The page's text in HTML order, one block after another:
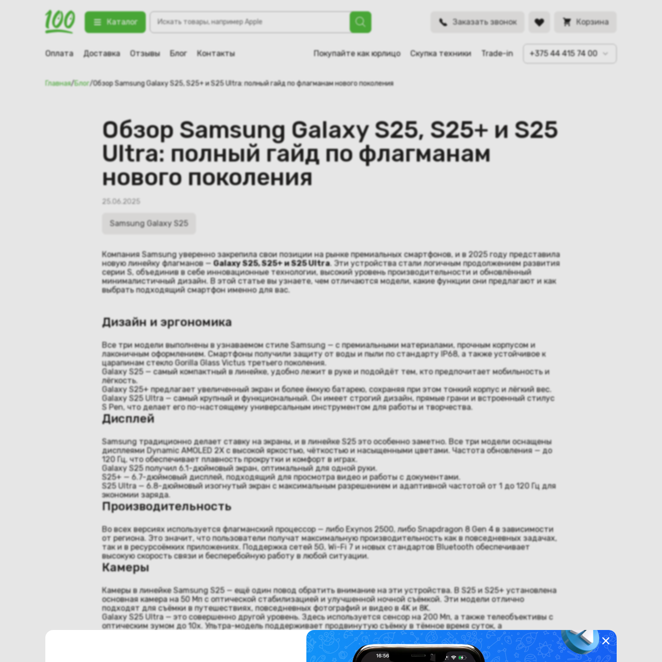
Каталог
товаров
Заказать звонок Корзина
Оплата Доставка Отзывы Блог Контакты Покупайте как юрлицо Скупка техники Trade-in +375 44 415 74 00
Главная/Блог/Обзор Samsung Galaxy S25, S25+ и S25 Ultra: полный гайд по флагманам нового поколения
Обзор Samsung Galaxy S25, S25+ и S25
Ultra: полный гайд по флагманам
нового поколения
25.06.2025
Samsung Galaxy S25
Компания Samsung уверенно закрепила свои позиции на рынке премиальных смартфонов, и в 2025 году представила
новую линейку флагманов —Galaxy S25, S25+ и S25 Ultra. Эти устройства стали логичным продолжением развития
серии S, объединив в себе инновационные технологии, высокий уровень производительности и обновлённый
минималистичный дизайн. В этой статье вы узнаете, чем отличаются модели, какие функции они предлагают и как
выбрать подходящий смартфон именно для вас.
Дизайн и эргономика
Все три модели выполнены в узнаваемом стиле Samsung — с премиальными материалами, прочным корпусом и
лаконичным оформлением. Смартфоны получили защиту от воды и пыли по стандарту IP68, а также устойчивое к
царапинам стекло Gorilla Glass Victus третьего поколения.
Galaxy S25 — самый компактный в линейке, удобно лежит в руке и подойдёт тем, кто предпочитает мобильность и
лёгкость.
Galaxy S25+ предлагает увеличенный экран и более ёмкую батарею, сохраняя при этом тонкий корпус и лёгкий вес.
Galaxy S25 Ultra — самый крупный и функциональный. Он имеет строгий дизайн, прямые грани и встроенный стилус
S Pen, что делает его по-настоящему универсальным инструментом для работы и творчества.
Дисплей
Samsung традиционно делает ставку на экраны, и в линейке S25 это особенно заметно. Все три модели оснащены
дисплеями Dynamic AMOLED 2X с высокой яркостью, чёткостью и насыщенными цветами. Частота обновления — до
120 Гц, что обеспечивает плавность прокрутки и комфорт в играх.
Galaxy S25 получил 6.1-дюймовый экран, оптимальный для одной руки.
S25+ — 6.7-дюймовый дисплей, подходящий для просмотра видео и работы с документами.
S25 Ultra — 6.8-дюймовый изогнутый экран с максимальным разрешением и адаптивной частотой от 1 до 120 Гц для
экономии заряда.
Производительность
Во всех версиях используется флагманский процессор — либо Exynos 2500, либо Snapdragon 8 Gen 4 в зависимости
от региона. Это значит, что пользователи получат максимальную производительность как в повседневных задачах,
так и в ресурсоёмких приложениях. Поддержка сетей 5G, Wi-Fi 7 и новых стандартов Bluetooth обеспечивает
высокую скорость связи и бесперебойную работу в любой ситуации.
Камеры
Камеры в линейке Samsung S25 — ещё один повод обратить внимание на эти устройства. В S25 и S25+ установлена
основная камера на 50 Мп с оптической стабилизацией и улучшенной ночной съёмкой. Эти модели отлично
подходят для съёмки в путешествиях, повседневных фотографий и видео в 4K и 8K.
Galaxy S25 Ultra — это совершенно другой уровень. Здесь используется сенсор на 200 Мп, а также телеобъективы с
оптическим зумом до 10х. Ультра-модель поддерживает продвинутую съёмку в тёмное время суток, а
искусственный интеллект помогает автоматически улучшать качество фото и видео. Для тех, кто активно снимает